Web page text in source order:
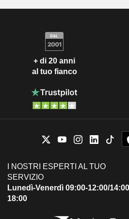
+ di 20 anni
al tuo fianco
I NOSTRI ESPERTI AL TUO
SERVIZIO
Lunedì-Venerdì 09:00-12:00/
18:00